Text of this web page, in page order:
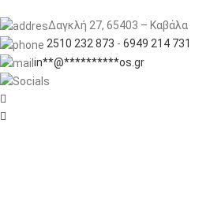
Δαγκλή 27, 65403 – Καβάλα
2510 232 873 - 6949 214 731
in**@**********os.gr

